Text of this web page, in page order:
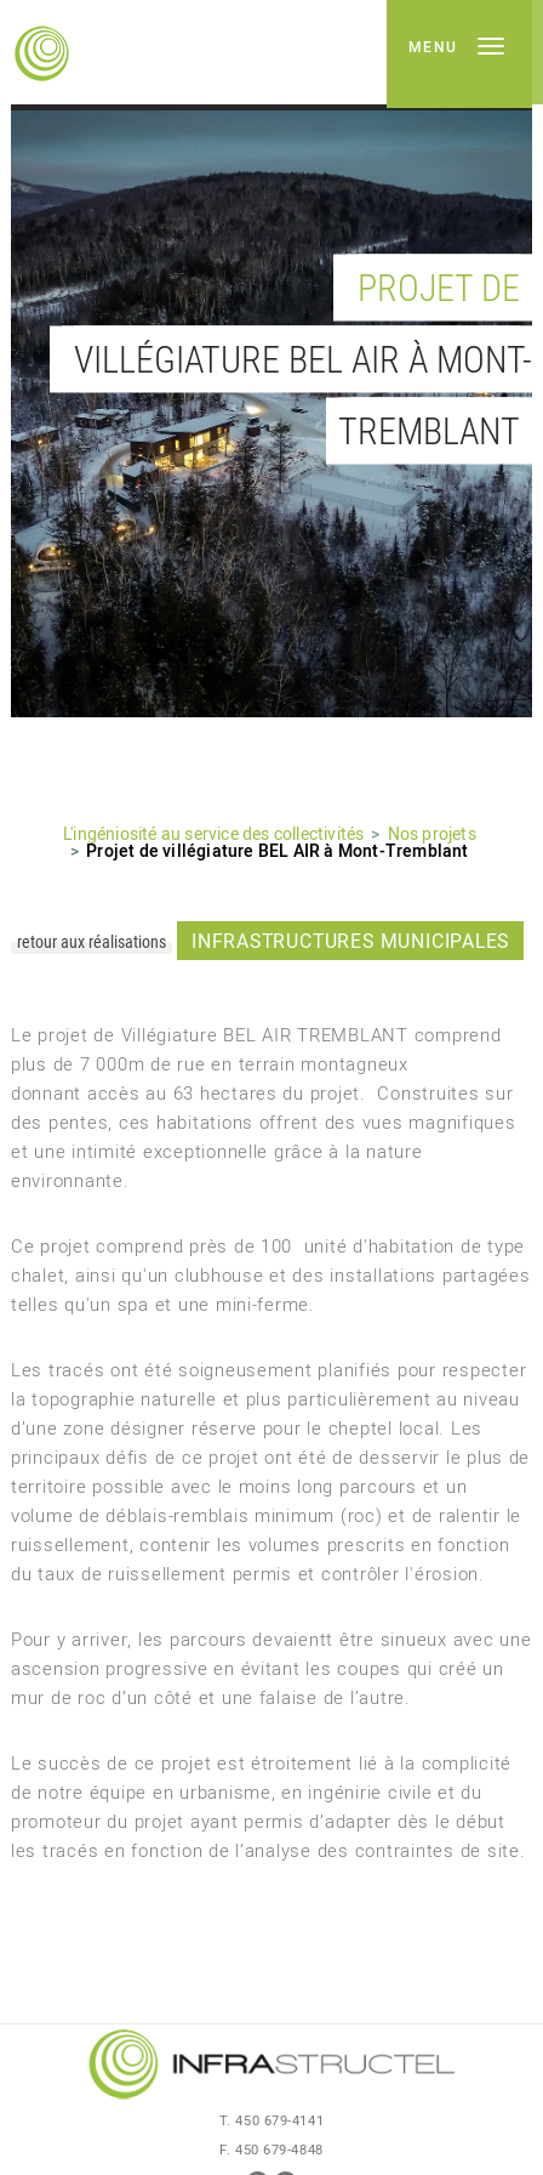
MENU
PROJET DE
VILLÉGIATURE BEL AIR À MONT-
TREMBLANT
L'ingéniosité au service des collectivités Nos projets
Projet de villégiature BEL AIR à Mont-Tremblant
retour aux réalisations INFRASTRUCTURES MUNICIPALES
Le projet de Villégiature BEL AIR TREMBLANT comprend
plus de 7 000m de rue en terrain montagneux
donnant accès au 63 hectares du projet. Construites sur
des pentes, ces habitations offrent des vues magnifiques
et une intimité exceptionnelle grâce à la nature
environnante.
Ce projet comprend près de 100 unité d'habitation de type
chalet, ainsi qu'un clubhouse et des installations partagées
telles qu'un spa et une mini-ferme.
Les tracés ont été soigneusement planifiés pour respecter
la topographie naturelle et plus particulièrement au niveau
d’une zone désigner réserve pour le cheptel local. Les
principaux défis de ce projet ont été de desservir le plus de
territoire possible avec le moins long parcours et un
volume de déblais-remblais minimum (roc) et de ralentir le
ruissellement, contenir les volumes prescrits en fonction
du taux de ruissellement permis et contrôler l'érosion.
Pour y arriver, les parcours devaientt être sinueux avec une
ascension progressive en évitant les coupes qui créé un
mur de roc d’un côté et une falaise de l’autre.
Le succès de ce projet est étroitement lié à la complicité
de notre équipe en urbanisme, en ingénirie civile et du
promoteur du projet ayant permis d’adapter dès le début
les tracés en fonction de l’analyse des contraintes de site.
T. 450 679-4141
F. 450 679-4848